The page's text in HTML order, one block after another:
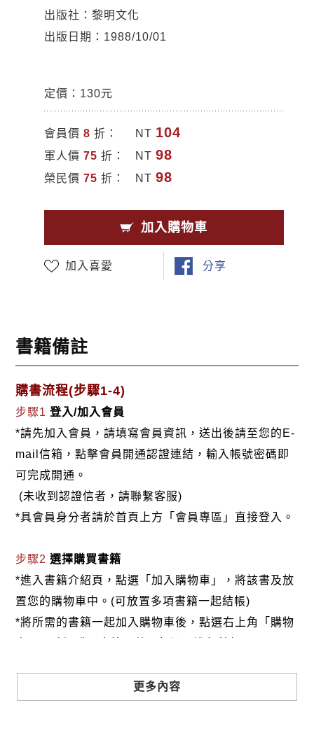
出版社：黎明文化
出版日期：1988/10/01
定價：130元
會員價 8 折： NT 104
軍人價 75 折： NT 98
榮民價 75 折： NT 98
加入購物車
加入喜愛 分享
書籍備註
購書流程(步驟1-4)
步驟1登入/加入會員
*請先加入會員，請填寫會員資訊，送出後請至您的E-
mail信箱，點擊會員開通認證連結，輸入帳號密碼即
可完成開通。
(未收到認證信者，請聯繫客服)
*具會員身分者請於首頁上方「會員專區」直接登入。
步驟2選擇購買書籍
*進入書籍介紹頁，點選「加入購物車」，將該書及放
置您的購物車中。(可放置多項書籍一起結帳)
*將所需的書籍一起加入購物車後，點選右上角「購物
更多內容